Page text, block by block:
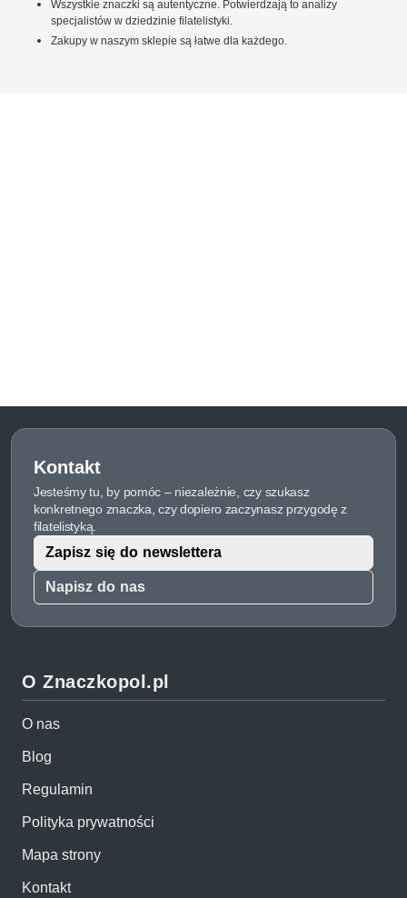
Wszystkie znaczki są autentyczne. Potwierdzają to analizy
specjalistów w dziedzinie filatelistyki.
Zakupy w naszym sklepie są łatwe dla każdego.
Kontakt
Jesteśmy tu, by pomóc – niezależnie, czy szukasz
konkretnego znaczka, czy dopiero zaczynasz przygodę z
filatelistyką.
Napisz do nas
Zapisz się do newslettera
O Znaczkopol.pl
O nas
Blog
Regulamin
Polityka prywatności
Mapa strony
Kontakt